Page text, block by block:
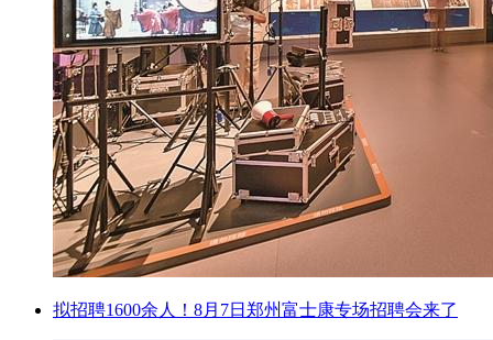
拟招聘1600余人！8月7日郑州富士康专场招聘会来了